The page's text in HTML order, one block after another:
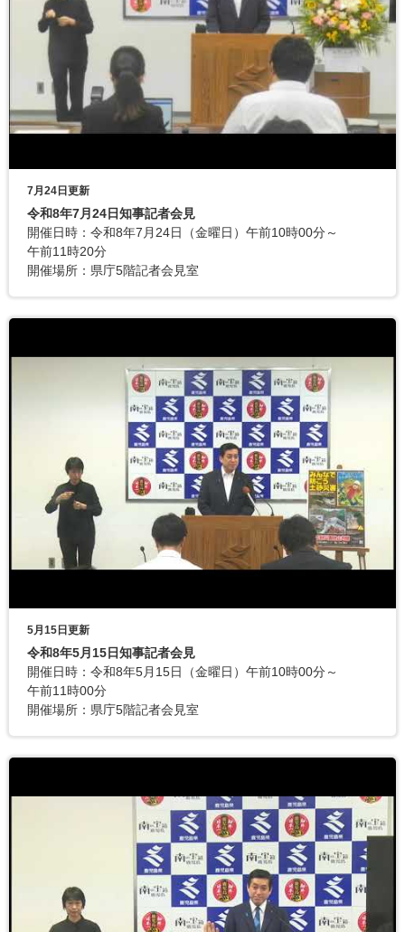
7月24日更新
令和8年7月24日知事記者会見
開催日時：令和8年7月24日（金曜日）午前10時00分～
午前11時20分
開催場所：県庁5階記者会見室
5月15日更新
令和8年5月15日知事記者会見
開催日時：令和8年5月15日（金曜日）午前10時00分～
午前11時00分
開催場所：県庁5階記者会見室